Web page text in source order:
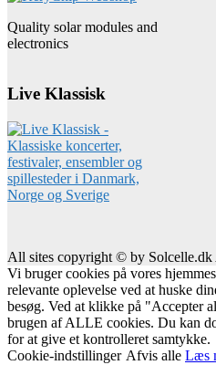
Quality solar modules and
electronics
Live Klassisk
All sites copyright © by Solcelle.dk
Vi bruger cookies på vores
relevante oplevelse ved at huske
besøg. Ved at klikke på "Accepter
brugen af ALLE cookies. Du kan
for at give et kontrolleret samtykke.
Cookie-indstillinger Afvis alle Læs